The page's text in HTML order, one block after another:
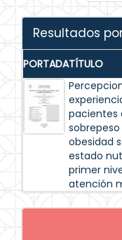
Resultados
PORTADATÍTULO
pacientes
sobrepeso
obesidad
estado
primer
atención